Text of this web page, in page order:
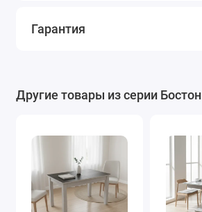
Гарантия
Другие товары из серии Бостон